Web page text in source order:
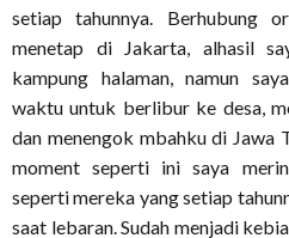
setiap tahunnya. Berhubung
menetap di Jakarta, alhasil
kampung halaman, namun
waktu untuk berlibur ke desa,
dan menengok mbahku di Jawa
moment seperti ini saya
seperti mereka yang setiap
saat lebaran. Sudah menjadi